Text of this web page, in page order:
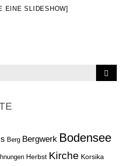
EINE SLIDESHOW]
E
Berg Bergwerk Bodensee
Herbst Kirche Korsika